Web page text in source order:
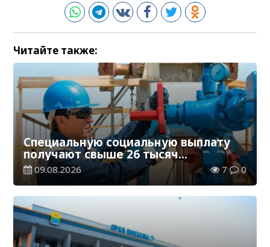
Читайте также:
Специальную социальную выплату
получают свыше 26 тысяч
работников, занятых во вредных
условиях труда
09.08.2026 7 0